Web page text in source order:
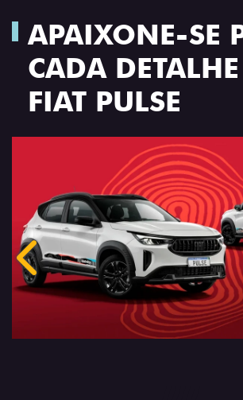
APAIXONE-SE
CADA
FIAT PULSE
Anterior